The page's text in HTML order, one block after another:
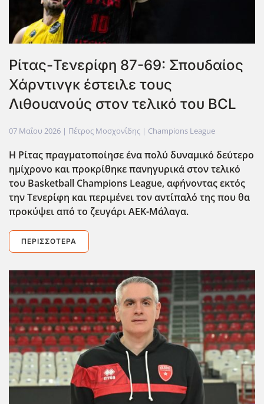
Ρίτας-Τενερίφη 87-69: Σπουδαίος
Χάρντινγκ έστειλε τους
Λιθουανούς στον τελικό του BCL
07 Μαΐου 2026 | Πέτρος Μοσχονίδης | Champions League
Η Ρίτας πραγματοποίησε ένα πολύ δυναμικό δεύτερο
ημίχρονο και προκρίθηκε πανηγυρικά στον τελικό
του Basketball Champions League, αφήνοντας εκτός
την Τενερίφη και περιμένει τον αντίπαλό της που θα
προκύψει από το ζευγάρι ΑΕΚ-Μάλαγα.
ΠΕΡΙΣΣΌΤΕΡΑ